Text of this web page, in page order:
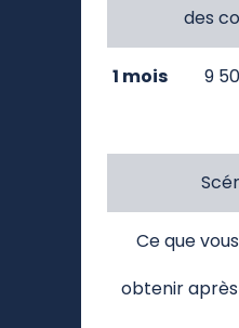
des
1 mois 9
Ce que
obtenir